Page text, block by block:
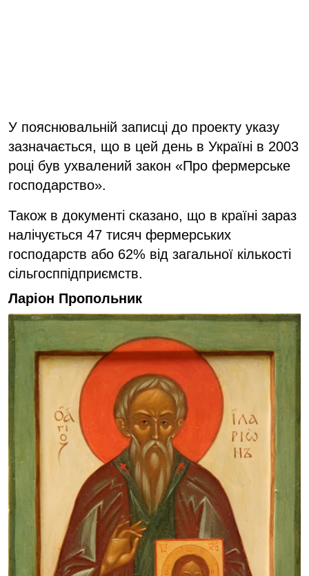
У пояснювальній записці до проекту указу
зазначається, що в цей день в Україні в 2003
році був ухвалений закон «Про фермерське
господарство».
Також в документі сказано, що в країні зараз
налічується 47 тисяч фермерських
господарств або 62% від загальної кількості
сільгосппідприємств.
Ларіон Пропольник